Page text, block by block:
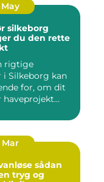
May
silkeborg
du den rette
rigtige
i Silkeborg kan
for, om dit
Mar
sådan
tryg og